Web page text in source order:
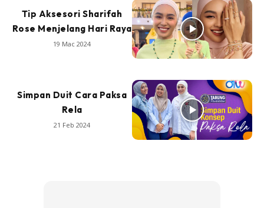
Tip Aksesori Sharifah
Rose Menjelang Hari Raya
19 Mac 2024
Simpan Duit Cara Paksa
Rela
21 Feb 2024